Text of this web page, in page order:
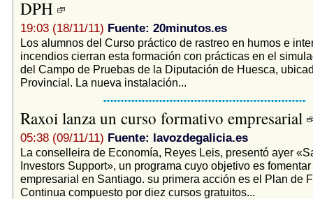
DPH
19:03 (18/11/11) Fuente: 20minutos.es
Los alumnos del Curso práctico de rastreo en humos e
incendios cierran esta formación con prácticas en el
del Campo de Pruebas de la Diputación de Huesca,
Provincial. La nueva instalación...
Raxoi lanza un curso formativo empresarial
05:38 (09/11/11) Fuente: lavozdegalicia.es
La conselleira de Economía, Reyes Leis, presentó ayer
Investors Support», un programa cuyo objetivo es
empresarial en Santiago. su primera acción es el Plan de
Continua compuesto por diez cursos gratuitos...